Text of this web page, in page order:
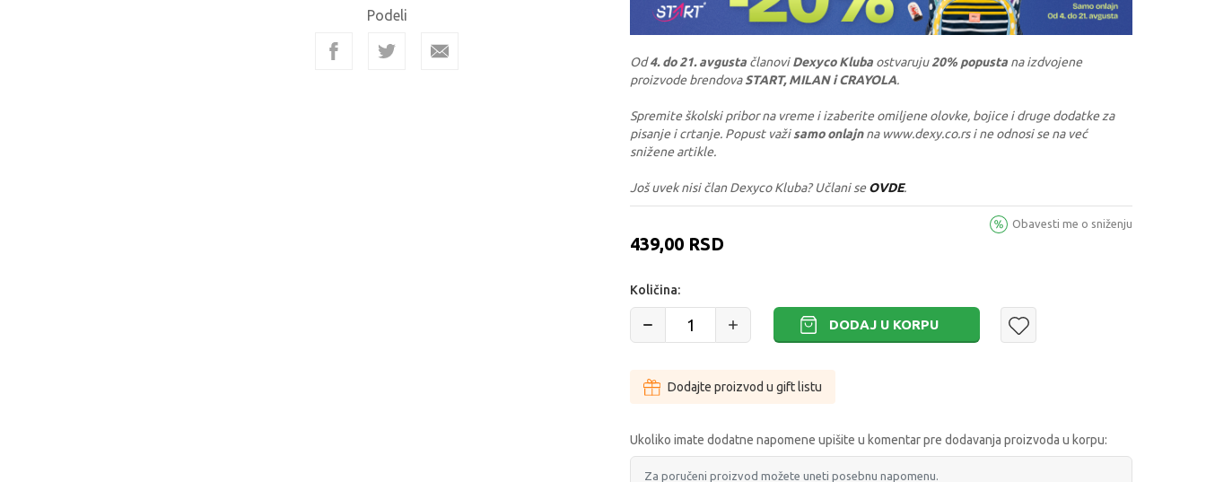
Podeli
Od4. do 21. avgusta članoviDexyco Kluba ostvaruju20% popusta na izdvojene
proizvode brendovaSTART, MILAN i CRAYOLA.
Spremite školski pribor na vreme i izaberite omiljene olovke, bojice i druge dodatke za
pisanje i crtanje. Popust važisamo onlajnna www.dexy.co.rs i ne odnosi se na već
snižene artikle.
Još uvek nisi član Dexyco Kluba? Učlani seOVDE.
439,00 RSD
Obavesti me o sniženju
Količina:
DODAJ U KORPU
Dodajte proizvod u gift listu
Ukoliko imate dodatne napomene upišite u komentar pre dodavanja proizvoda u korpu: